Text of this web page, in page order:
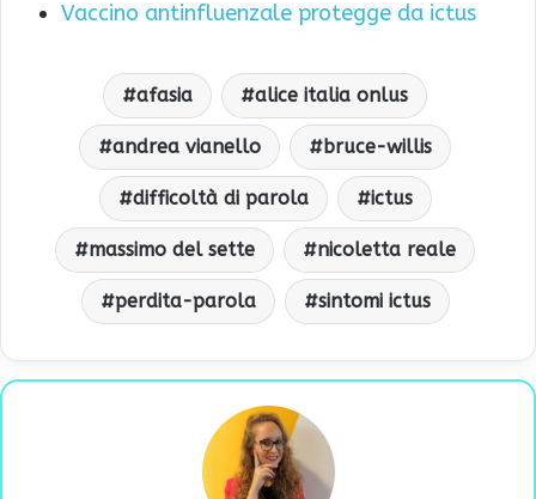
Vaccino antinfluenzale protegge da ictus
afasia alice italia onlus
andrea vianello bruce-willis
difficoltà di parola ictus
massimo del sette nicoletta reale
perdita-parola sintomi ictus